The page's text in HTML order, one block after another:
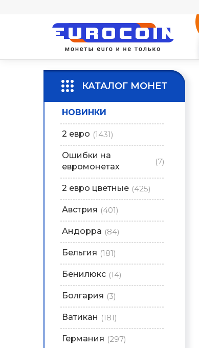
КАТАЛОГ МОНЕТ
НОВИНКИ
2 евро (1431)
Ошибки на
евромонетах
(7)
2 евро цветные (425)
Австрия (401)
Андорра (84)
Бельгия (181)
Бенилюкс (14)
Болгария (3)
Ватикан (181)
Германия (297)